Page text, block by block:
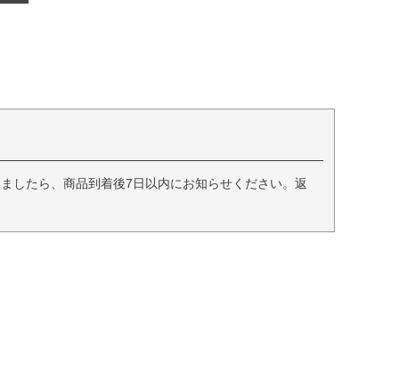
したら、商品到着後7日以内にお知らせください。返